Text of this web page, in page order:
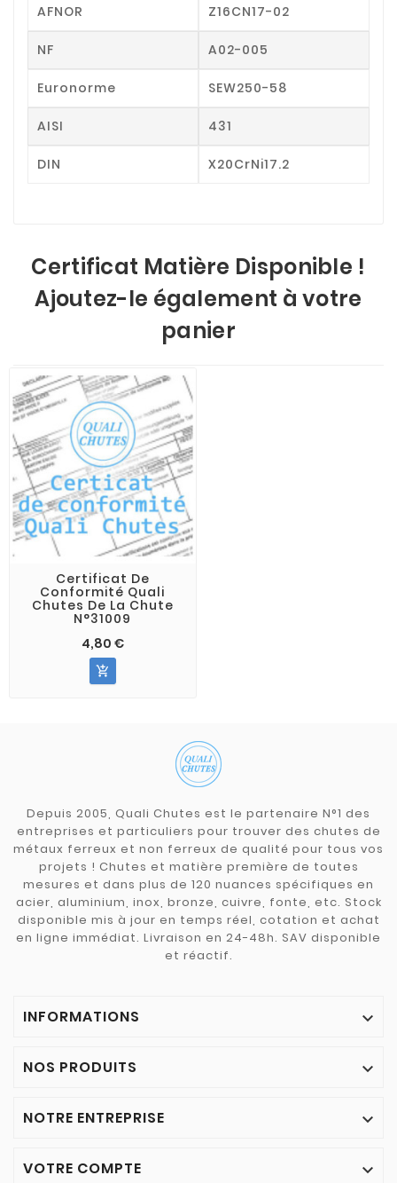
AFNOR Z16CN17-02
NF A02-005
Euronorme SEW250-58
AISI 431
DIN X20CrNi17.2
Certificat Matière Disponible !
Ajoutez-le également à votre
panier
Certificat De
Conformité Quali
Chutes De La Chute
N°31009
4,80 €

Depuis 2005, Quali Chutes est le partenaire N°1 des
entreprises et particuliers pour trouver des chutes de
métaux ferreux et non ferreux de qualité pour tous vos
projets ! Chutes et matière première de toutes
mesures et dans plus de 120 nuances spécifiques en
acier, aluminium, inox, bronze, cuivre, fonte, etc. Stock
disponible mis à jour en temps réel, cotation et achat
en ligne immédiat. Livraison en 24-48h. SAV disponible
et réactif.
INFORMATIONS 
NOS PRODUITS 
NOTRE ENTREPRISE 
VOTRE COMPTE 